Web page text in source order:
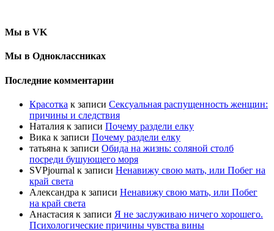
Мы в VK
Мы в Одноклассниках
Последние комментарии
Красотка к записи Сексуальная распущенность женщин:
причины и следствия
Наталия к записи Почему раздели елку
Вика к записи Почему раздели елку
татьяна к записи Обида на жизнь: соляной столб
посреди бушующего моря
SVPjournal к записи Ненавижу свою мать, или Побег на
край света
Александра к записи Ненавижу свою мать, или Побег
на край света
Анастасия к записи Я не заслуживаю ничего хорошего.
Психологические причины чувства вины